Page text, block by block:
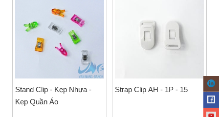
Stand Clip - Kẹp Nhựa -
Kẹp Quần Áo
Strap Clip AH - 1P - 15